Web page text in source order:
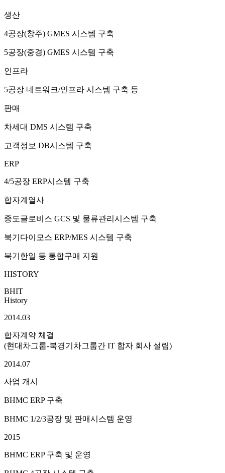
생산
4공장(창주) GMES 시스템 구축
5공장(중경) GMES 시스템 구축
인프라
5공장 네트워크/인프라 시스템 구축 등
판매
차세대 DMS 시스템 구축
고객정보 DB시스템 구축
ERP
4/5공장 ERP시스템 구축
합자계열사
중도글로비스 GCS 및 물류관리시스템 구축
북기다이모스 ERP/MES 시스템 구축
북기한일 등 통합구매 지원
HISTORY
BHIT
History
2014.03
합자계약 체결
(현대차그룹-북경기차그룹간 IT 합자 회사 설립)
2014.07
사업 개시
BHMC ERP 구축
BHMC 1/2/3공장 및 판매시스템 운영
2015
BHMC ERP 구축 및 운영